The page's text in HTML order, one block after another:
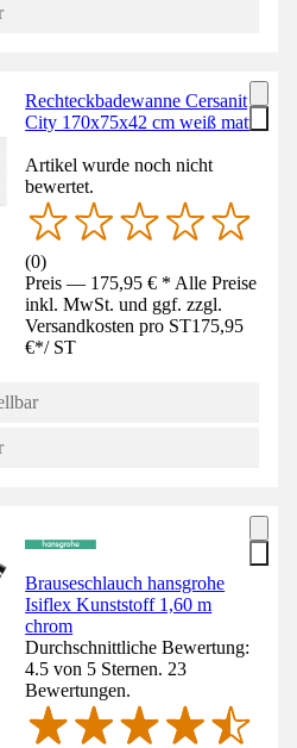
Rechteckbadewanne Cersanit
City 170x75x42 cm weiß matt
Artikel wurde noch nicht
bewertet.
(0)
Preis — 175,95 € * Alle Preise
inkl. MwSt. und ggf. zzgl.
Versandkosten pro ST175,95
€*/ ST
Brauseschlauch hansgrohe
Isiflex Kunststoff 1,60 m
chrom
Durchschnittliche Bewertung:
4.5 von 5 Sternen. 23
Bewertungen.